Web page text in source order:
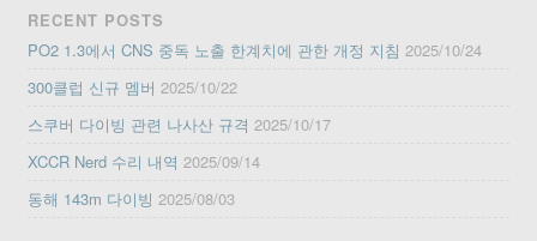
RECENT POSTS
PO2 1.3에서 CNS 중독 노출 한계치에 관한 개정 지침 2025/10/24
300클럽 신규 멤버 2025/10/22
스쿠버 다이빙 관련 나사산 규격 2025/10/17
XCCR Nerd 수리 내역 2025/09/14
동해 143m 다이빙 2025/08/03